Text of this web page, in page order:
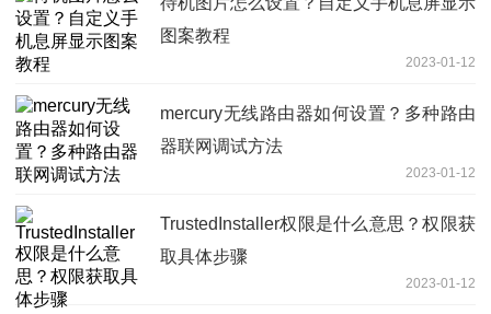
图案教程
2023-01-12
mercury无线路由器如何设置？多种路由
器联网调试方法
2023-01-12
TrustedInstaller权限是什么意思？权限获
取具体步骤
2023-01-12